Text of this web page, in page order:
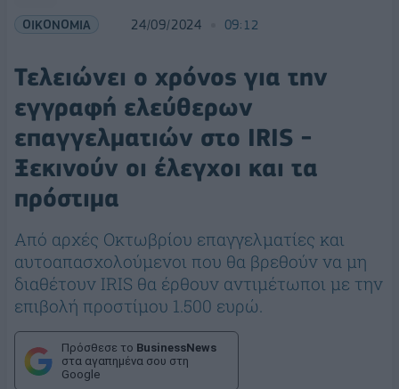
ΟΙΚΟΝΟΜΙΑ 24/09/2024 09:12
Τελειώνει ο χρόνος για την
εγγραφή ελεύθερων
επαγγελματιών στο IRIS -
Ξεκινούν οι έλεγχοι και τα
πρόστιμα
Από αρχές Οκτωβρίου επαγγελματίες και
αυτοαπασχολούμενοι που θα βρεθούν να μη
διαθέτουν IRIS θα έρθουν αντιμέτωποι με την
επιβολή προστίμου 1.500 ευρώ.
Πρόσθεσε το BusinessNews
στα αγαπημένα σου στη
Google